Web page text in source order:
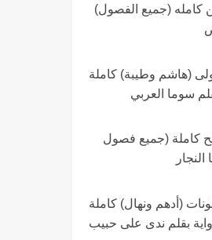
كامله (جميع الفصول)
(هاشم وطيبة) كاملة
سوما العربي
كاملة (جميع فصول
النجار
(أدهم ونهال) كاملة
بقلم ندى على حبيب